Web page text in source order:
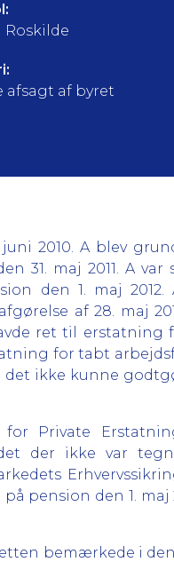
Roskilde
afsagt af byret
2010. A blev
31. maj 2011. A
den 1. maj 2012.
af 28. maj
ret til erstatning
for tabt
ikke kunne
Private
der ikke var
pension den 1. maj
bemærkede i